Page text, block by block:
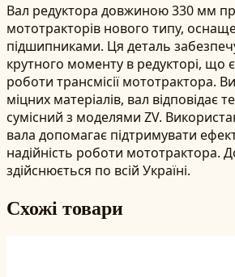
Вал редуктора довжиною 330 мм
мототракторів нового типу,
підшипниками. Ця деталь
крутного моменту в редукторі, що
роботи трансмісії мототрактора.
міцних матеріалів, вал відповідає
сумісний з моделями ZV.
вала допомагає підтримувати
надійність роботи мототрактора.
здійснюється по всій Україні.
Схожі товари